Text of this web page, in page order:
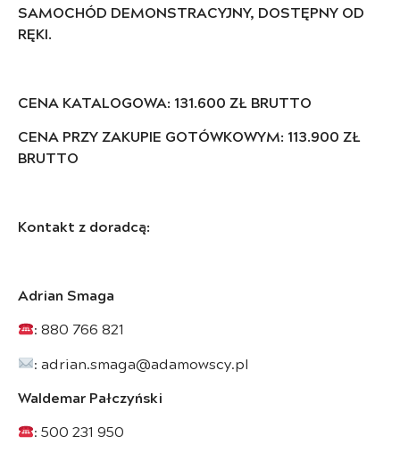
SAMOCHÓD DEMONSTRACYJNY, DOSTĘPNY OD
RĘKI.
CENA KATALOGOWA: 131.600 ZŁ BRUTTO
CENA PRZY ZAKUPIE GOTÓWKOWYM: 113.900 ZŁ
BRUTTO
Kontakt z doradcą:
Adrian Smaga
: 880 766 821
: adrian.smaga@adamowscy.pl
Waldemar Pałczyński
: 500 231 950